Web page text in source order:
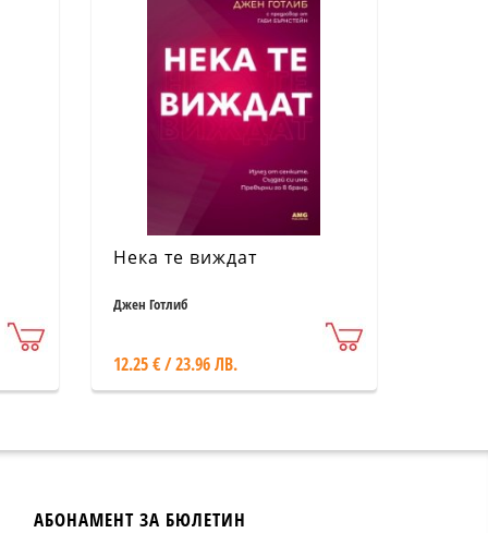
Нека те виждат
Джен Готлиб
12.25 € / 23.96 ЛВ.
АБОНАМЕНТ ЗА БЮЛЕТИН